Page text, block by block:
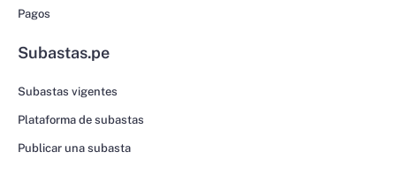
Pagos
Subastas.pe
Subastas vigentes
Plataforma de subastas
Publicar una subasta